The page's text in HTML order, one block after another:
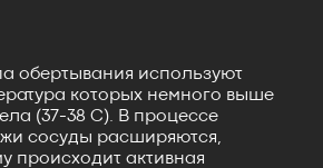
обертывания используют
которых немного выше
(37-38 С). В процессе
сосуды расширяются,
происходит активная